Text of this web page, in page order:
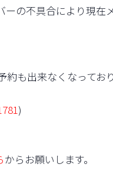
ーの不具合により現在
約も出来なくなってお
)
からお願いします。